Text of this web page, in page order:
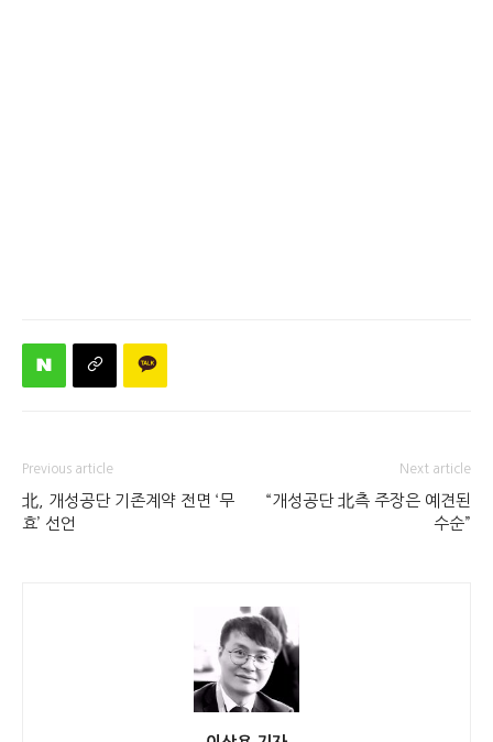
Previous article
北, 개성공단 기존계약 전면 ‘무
효’ 선언
Next article
“개성공단 北측 주장은 예견된
수순”